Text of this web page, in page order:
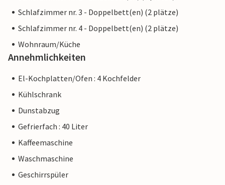
Schlafzimmer nr. 3 - Doppelbett(en) (2 plätze)
Schlafzimmer nr. 4 - Doppelbett(en) (2 plätze)
Wohnraum/Küche
Annehmlichkeiten
El-Kochplatten/Ofen : 4 Kochfelder
Kühlschrank
Dunstabzug
Gefrierfach : 40 Liter
Kaffeemaschine
Waschmaschine
Geschirrspüler